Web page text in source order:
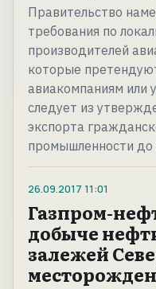
Правительство
требования по
производителей
которые
авиакомпаниям или
следует из
экспорта
промышленности
26.09.2017 11:01
Газпром-
добыче
залежей